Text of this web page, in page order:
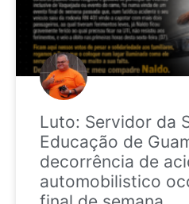
Luto: Servidor da
Educação de
decorrência de
automobilistico